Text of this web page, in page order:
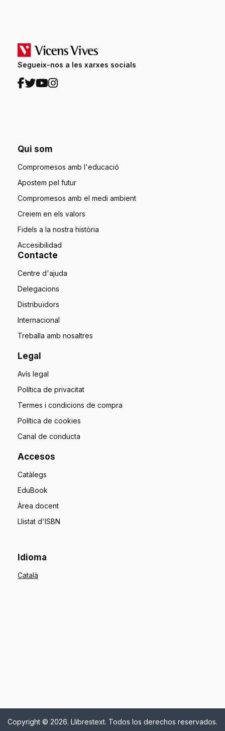
Segueix-nos a les xarxes socials
Qui som
Compromesos amb l'educació
Apostem pel futur
Compromesos amb el medi ambient
Creiem en els valors
Fidels a la nostra història
Accesibilidad
Contacte
Centre d'ajuda
Delegacions
Distribuïdors
Internacional
Treballa amb nosaltres
Legal
Avís legal
Política de privacitat
Termes i condicions de compra
Política de cookies
Canal de conducta
Accesos
Catàlegs
EduBook
Àrea docent
Llistat d'ISBN
Idioma
Copyright © 2026. Llibrestext. Todos los derechos reservados.